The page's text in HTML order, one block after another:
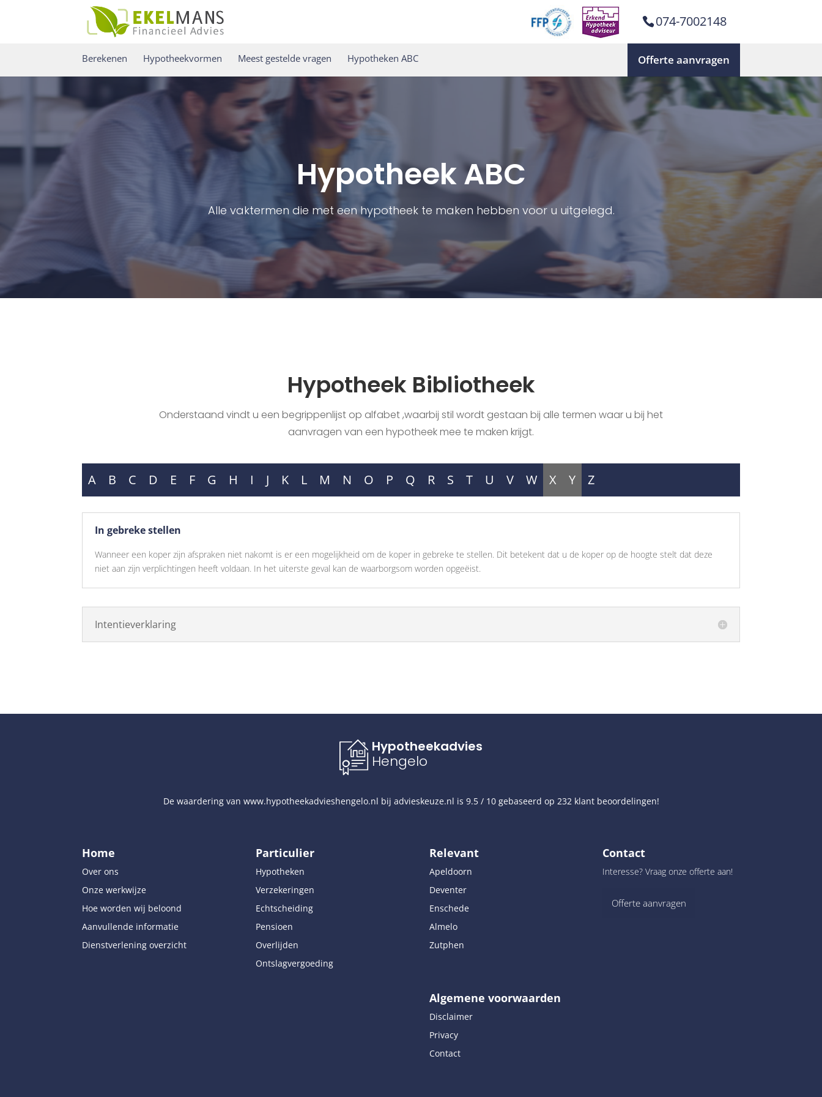
074-7002148
Berekenen Hypotheekvormen Meest gestelde vragen Hypotheken ABC Offerte aanvragen
Hypotheek ABC
Alle vaktermen die met een hypotheek te maken hebben voor u uitgelegd.
Hypotheek Bibliotheek
Onderstaand vindt u een begrippenlijst op alfabet ,waarbij stil wordt gestaan bij alle termen waar u bij het
aanvragen van een hypotheek mee te maken krijgt.
A B C D E F G H I J K L M N O P Q R S T U V W X Y Z
In gebreke stellen
Wanneer een koper zijn afspraken niet nakomt is er een mogelijkheid om de koper in gebreke te stellen. Dit betekent dat u de koper op de hoogte stelt dat deze
niet aan zijn verplichtingen heeft voldaan. In het uiterste geval kan de waarborgsom worden opgeëist.
Intentieverklaring
Hypotheekadvies
Hengelo
De waardering van www.hypotheekadvieshengelo.nl bij advieskeuze.nl is 9.5/ 10gebaseerd op 232klant beoordelingen!
Home
Over ons
Onze werkwijze
Hoe worden wij beloond
Aanvullende informatie
Dienstverlening overzicht
Particulier
Hypotheken
Verzekeringen
Echtscheiding
Pensioen
Overlijden
Ontslagvergoeding
Relevant
Apeldoorn
Deventer
Enschede
Almelo
Zutphen
Algemene voorwaarden
Disclaimer
Privacy
Contact
Contact
Interesse? Vraag onze offerte aan!
Offerte aanvragen